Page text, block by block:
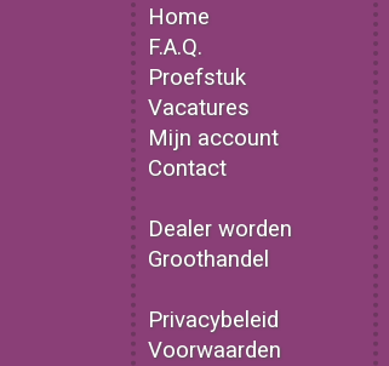
Home
F.A.Q.
Proefstuk
Vacatures
Mijn account
Contact
Dealer worden
Groothandel
Privacybeleid
Voorwaarden